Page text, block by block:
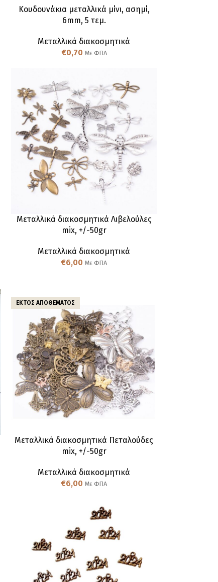
Κουδουνάκια μεταλλικά μίνι, ασημί,
6mm, 5 τεμ.
Μεταλλικά διακοσμητικά
€0,70 Με ΦΠΑ
Μεταλλικά διακοσμητικά Λιβελούλες
mix, +/-50gr
Μεταλλικά διακοσμητικά
€6,00 Με ΦΠΑ
ΕΚΤΌΣ ΑΠΟΘΈΜΑΤΟΣ
Μεταλλικά διακοσμητικά Πεταλούδες
mix, +/-50gr
Μεταλλικά διακοσμητικά
€6,00 Με ΦΠΑ